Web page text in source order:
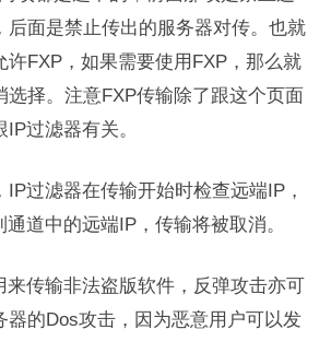
后面是禁止传出的服务器对传。也就
许FXP，如果需要使用FXP，那么就
选择。注意FXP传输除了跟这个页面
过滤器有关。
过滤器在传输开始时检查远端IP，
道中的远端IP，传输将被取消。
传输非法盗版软件，反弹攻击亦可
器的Dos攻击，因为恶意用户可以发